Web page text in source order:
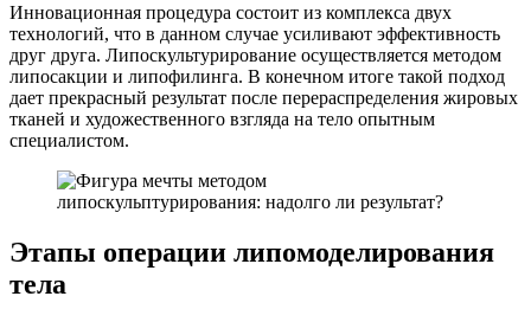
Инновационная процедура состоит из комплекса двух
технологий, что в данном случае усиливают эффективность
друг друга. Липоскультурирование осуществляется методом
липосакции и липофилинга. В конечном итоге такой подход
дает прекрасный результат после перераспределения жировых
тканей и художественного взгляда на тело опытным
специалистом.
Этапы операции липомоделирования
тела